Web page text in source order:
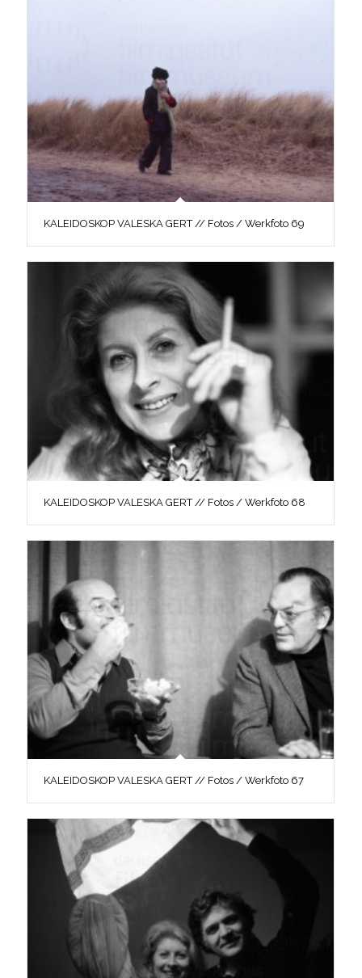
KALEIDOSKOP VALESKA GERT // Fotos / Werkfoto 69
KALEIDOSKOP VALESKA GERT // Fotos / Werkfoto 68
KALEIDOSKOP VALESKA GERT // Fotos / Werkfoto 67